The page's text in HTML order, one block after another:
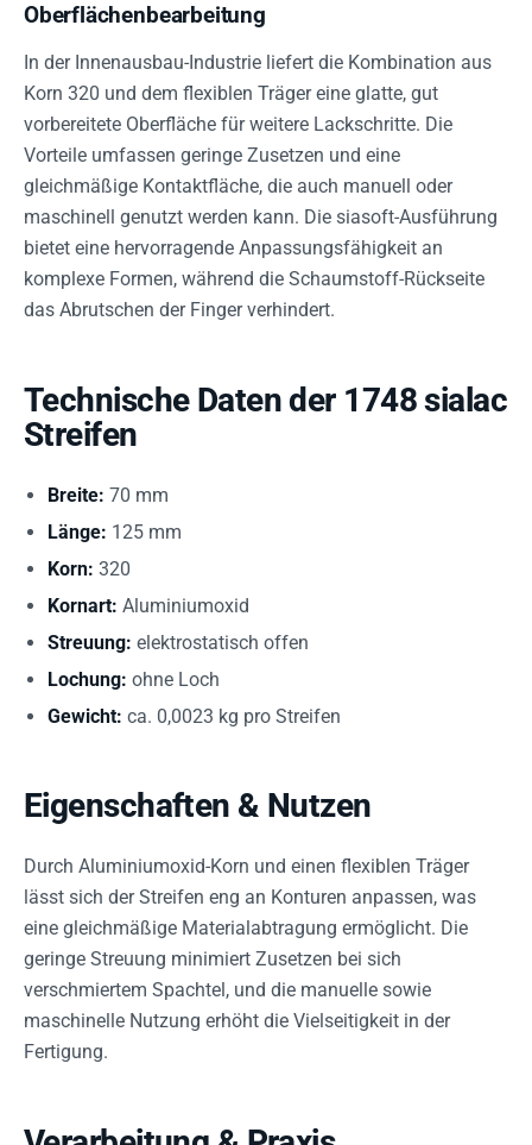
Oberflächenbearbeitung
In der Innenausbau-Industrie liefert die Kombination aus
Korn 320 und dem flexiblen Träger eine glatte, gut
vorbereitete Oberfläche für weitere Lackschritte. Die
Vorteile umfassen geringe Zusetzen und eine
gleichmäßige Kontaktfläche, die auch manuell oder
maschinell genutzt werden kann. Die siasoft-Ausführung
bietet eine hervorragende Anpassungsfähigkeit an
komplexe Formen, während die Schaumstoff-Rückseite
das Abrutschen der Finger verhindert.
Technische Daten der 1748 sialac
Streifen
Breite: 70 mm
Länge: 125 mm
Korn: 320
Kornart: Aluminiumoxid
Streuung: elektrostatisch offen
Lochung: ohne Loch
Gewicht: ca. 0,0023 kg pro Streifen
Eigenschaften & Nutzen
Durch Aluminiumoxid-Korn und einen flexiblen Träger
lässt sich der Streifen eng an Konturen anpassen, was
eine gleichmäßige Materialabtragung ermöglicht. Die
geringe Streuung minimiert Zusetzen bei sich
verschmiertem Spachtel, und die manuelle sowie
maschinelle Nutzung erhöht die Vielseitigkeit in der
Fertigung.